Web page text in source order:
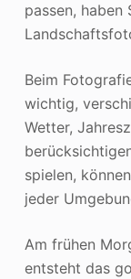
passen,
Beim
wichtig,
Wetter,
spielen,
jeder
Am frühen
entsteht das